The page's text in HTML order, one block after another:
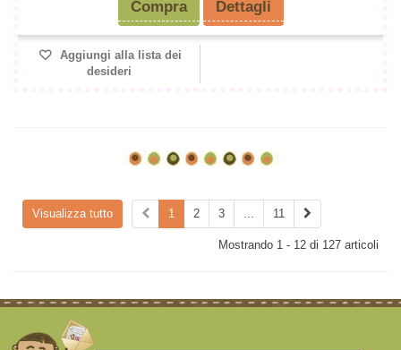
Compra Dettagli
Aggiungi alla lista dei
desideri
Visualizza tutto 1 2 3 ... 11
Mostrando 1 - 12 di 127 articoli